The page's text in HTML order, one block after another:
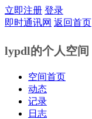
立即注册 登录
即时通讯网 返回首页
lypdl的个人空间
空间首页
动态
记录
日志